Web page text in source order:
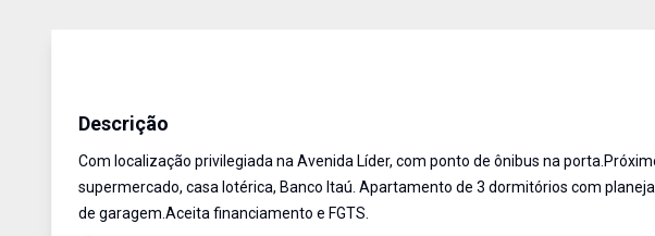
Descrição
Com localização privilegiada na Avenida Líder, com ponto de ônibus na
supermercado, casa lotérica, Banco Itaú. Apartamento de 3 dormitórios com
de garagem.Aceita financiamento e FGTS.